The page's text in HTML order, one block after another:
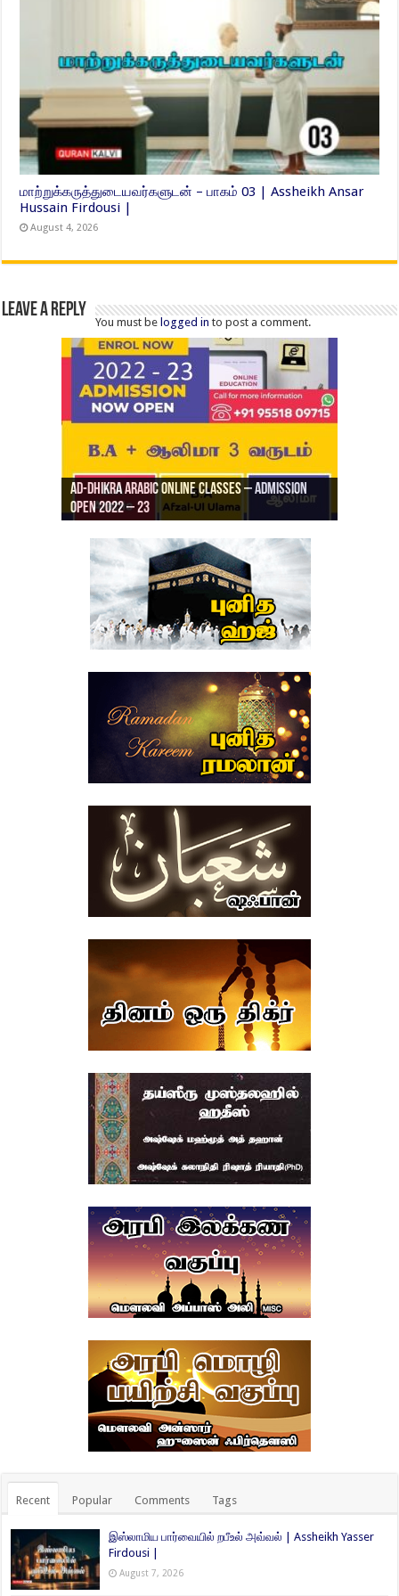
மாற்றுக்கருத்துடையவர்களுடன் – பாகம் 03 | Assheikh Ansar
Hussain Firdousi |
August 4, 2026
Leave a Reply
You must belogged in to post a comment.
Ad-Dhikra Arabic Online Classes – Admission
Open 2022 – 23
Ad-Dhikra Arabic Online Classes – BA Arabic
AD DHIKRA ARABIC COLLEGE ADMISSION
ரியாத் ஜும்ஆ தமிழாக்கம், Jamia Al Hajiri
Masjid (Kuwait Masjid), Malaz, Riyadh
Recent Popular Comments Tags
இஸ்லாமிய பார்வையில் றபீஉல் அவ்வல் | Assheikh Yasser
Firdousi |
August 7, 2026